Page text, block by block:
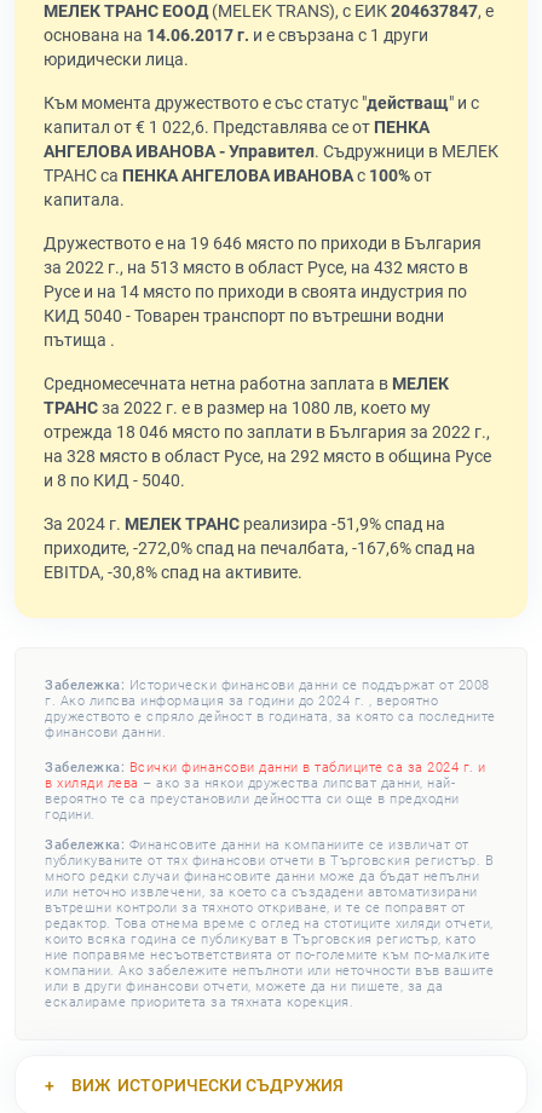
МЕЛЕК ТРАНС ЕООД(MELEK TRANS), с ЕИК204637847, е
основана на 14.06.2017 г. и е свързана с 1 други
юридически лица.
Към момента дружеството е със статус "действащ" и с
капитал от € 1 022,6. Представлява се от ПЕНКА
АНГЕЛОВА ИВАНОВА - Управител. Съдружници в МЕЛЕК
ТРАНС са ПЕНКА АНГЕЛОВА ИВАНОВАс 100%от
капитала.
Дружеството е на 19 646 място по приходи в България
за 2022 г., на 513 място в област Русе, на 432 място в
Русе и на 14 място по приходи в своята индустрия по
КИД 5040 - Товарен транспорт по вътрешни водни
пътища .
Средномесечната нетна работна заплата в МЕЛЕК
ТРАНСза 2022 г. е в размер на 1080 лв, което му
отрежда 18 046 място по заплати в България за 2022 г.,
на 328 място в област Русе, на 292 място в община Русе
и 8 по КИД - 5040.
За 2024 г. МЕЛЕК ТРАНС реализира -51,9% спад на
приходите, -272,0% спад на печалбата, -167,6% спад на
EBITDA, -30,8% спад на активите.
Забележка: Исторически финансови данни се поддържат от 2008
г. Ако липсва информация за години до 2024 г. , вероятно
дружеството е спряло дейност в годината, за която са последните
финансови данни.
Забележка: Всички финансови данни в таблиците са за 2024 г. и
в хиляди лева – ако за някои дружества липсват данни, най-
вероятно те са преустановили дейността си още в предходни
години.
Забележка: Финансовите данни на компаниите се извличат от
публикуваните от тях финансови отчети в Търговския регистър. В
много редки случаи финансовите данни може да бъдат непълни
или неточно извлечени, за което са създадени автоматизирани
вътрешни контроли за тяхното откриване, и те се поправят от
редактор. Това отнема време с оглед на стотиците хиляди отчети,
които всяка година се публикуват в Търговския регистър, като
ние поправяме несъответствията от по-големите към по-малките
компании. Ако забележите непълноти или неточности във вашите
или в други финансови отчети, можете да ни пишете, за да
ескалираме приоритета за тяхната корекция.
ВИЖ ИСТОРИЧЕСКИ СЪДРУЖИЯ